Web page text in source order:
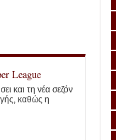
League
και τη νέα σεζόν
καθώς η